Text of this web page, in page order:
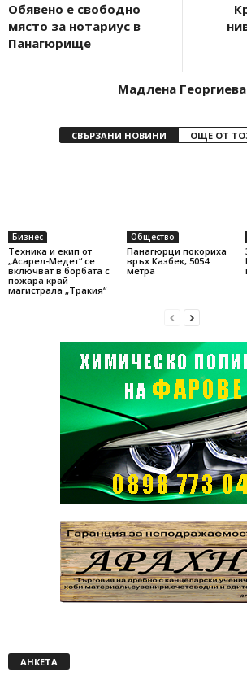
Oбявено е свободно
място за нотариус в
Панагюрище
Мадлена Георгиева
СВЪРЗАНИ НОВИНИ ОЩЕ ОТ
Бизнес
Техника и екип от
„Асарел-Медет“ се
включват в борбата с
пожара край
магистрала „Тракия“
Общество
Панагюрци покориха
връх Казбек, 5054
метра
АНКЕТА